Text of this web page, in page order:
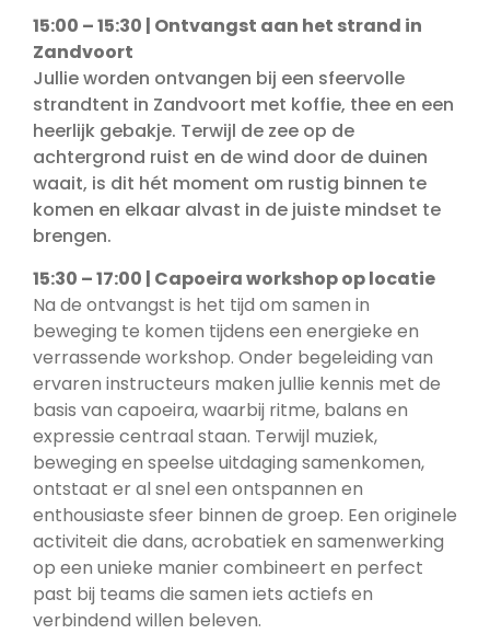
15:00 – 15:30 | Ontvangst aan het strand in
Zandvoort
Jullie worden ontvangen bij een sfeervolle
strandtent in Zandvoort met koffie, thee en een
heerlijk gebakje. Terwijl de zee op de
achtergrond ruist en de wind door de duinen
waait, is dit hét moment om rustig binnen te
komen en elkaar alvast in de juiste mindset te
brengen.
15:30 – 17:00 | Capoeira workshop op locatie
Na de ontvangst is het tijd om samen in
beweging te komen tijdens een energieke en
verrassende workshop. Onder begeleiding van
ervaren instructeurs maken jullie kennis met de
basis van capoeira, waarbij ritme, balans en
expressie centraal staan. Terwijl muziek,
beweging en speelse uitdaging samenkomen,
ontstaat er al snel een ontspannen en
enthousiaste sfeer binnen de groep. Een originele
activiteit die dans, acrobatiek en samenwerking
op een unieke manier combineert en perfect
past bij teams die samen iets actiefs en
verbindend willen beleven.